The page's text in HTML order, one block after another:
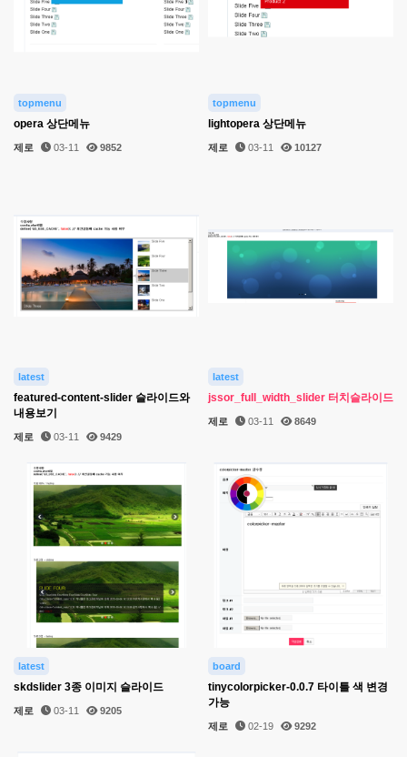
topmenu
opera 상단메뉴
제로 03-11 9852
topmenu
lightopera 상단메뉴
제로 03-11 10127
latest
featured-content-slider 슬라이드와
내용보기
제로 03-11 9429
latest
jssor_full_width_slider 터치슬라이드
제로 03-11 8649
latest
skdslider 3종 이미지 슬라이드
제로 03-11 9205
board
tinycolorpicker-0.0.7 타이틀 색 변경
가능
제로 02-19 9292